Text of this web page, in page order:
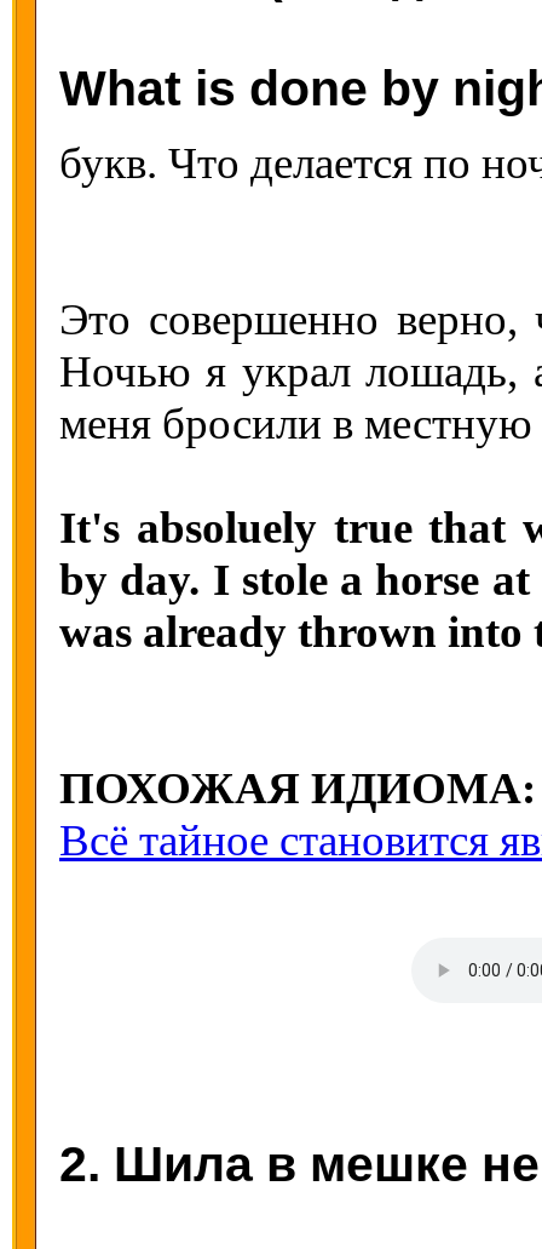
What is done by
букв. Что делается по
Это совершенно
Ночью я украл лошадь,
меня бросили в местную
It's absoluely true that
by day. I stole a horse
was already thrown into
ПОХОЖАЯ ИДИОМА:
Всё тайное становится
2. Шила в мешке